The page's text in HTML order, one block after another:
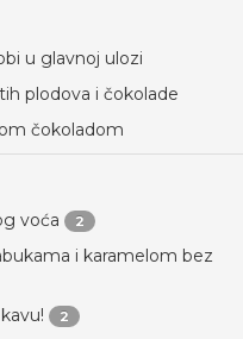
u glavnoj ulozi
plodova i čokolade
čokoladom
voća 2
i karamelom bez
2